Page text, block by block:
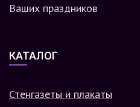
Ваших праздников
КАТАЛОГ
Стенгазеты и плакаты